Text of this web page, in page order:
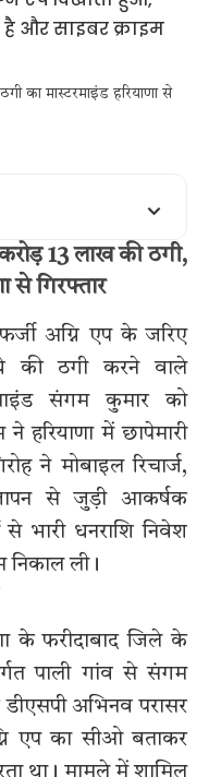
का मास्टरमाइंड हरियाणा से
करोड़ 13 लाख की ठगी,
से गिरफ्तार
अग्नि एप के जरिए
की ठगी करने वाले
संगम कुमार को
हरियाणा में छापेमारी
ने मोबाइल रिचार्ज,
से जुड़ी आकर्षक
भारी धनराशि निवेश
ली।
के फरीदाबाद जिले के
पाली गांव से संगम
डीएसपी अभिनव परासर
एप का सीओ बताकर
था। मामले में शामिल